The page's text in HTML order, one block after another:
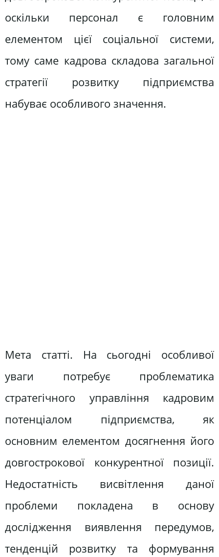
оскільки персонал є головним
елементом цієї соціальної системи,
тому саме кадрова складова загальної
стратегії розвитку підприємства
набуває особливого значення.
Мета статті. На сьогодні особливої
уваги потребує проблематика
стратегічного управління кадровим
потенціалом підприємства, як
основним елементом досягнення його
довгострокової конкурентної позиції.
Недостатність висвітлення даної
проблеми покладена в основу
дослідження виявлення передумов,
тенденцій розвитку та формування